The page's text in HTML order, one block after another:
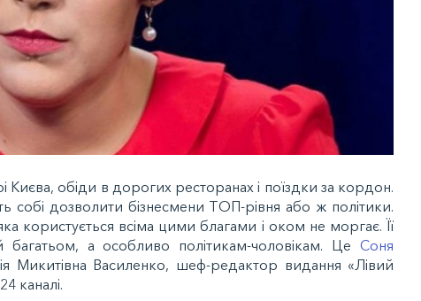
Києва, обіди в дорогих ресторанах і поїздки за кордон.
собі дозволити бізнесмени ТОП-рівня або ж політики.
користується всіма цими благами і оком не моргає. Її
а особливо політикам-чоловікам. ЦеСоня
Микитівна Василенко, шеф-редактор видання «Лівий
каналі.